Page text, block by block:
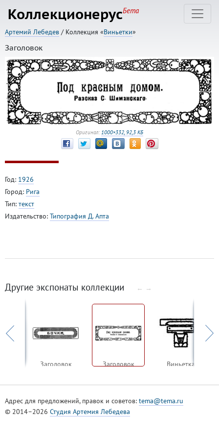
КоллекционерусБета
Артемий Лебедев / Коллекция «Виньетки»
Заголовок
Оригинал: 1000×332, 92,3 КБ
Год: 1926
Город: Рига
Тип: текст
Издательство: Типография Д. Апта
Другие экспонаты коллекции ← →
Заголовок Заголовок Виньетка
Адрес для предложений, правок и советов: tema@tema.ru
© 2014–2026 Студия Артемия Лебедева